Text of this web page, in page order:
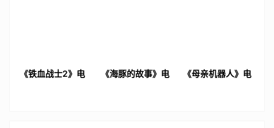
《铁血战士2》电
《海豚的故事》电
《母亲机器人》电